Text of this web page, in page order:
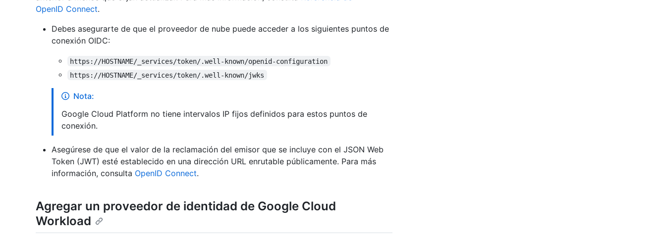
OpenID Connect.
Debes asegurarte de que el proveedor de nube puede acceder a los siguientes puntos de
conexión OIDC:
https://HOSTNAME/_services/token/.well-known/openid-configuration
https://HOSTNAME/_services/token/.well-known/jwks
Nota:
Google Cloud Platform no tiene intervalos IP fijos definidos para estos puntos de
conexión.
Asegúrese de que el valor de la reclamación del emisor que se incluye con el JSON Web
Token (JWT) esté establecido en una dirección URL enrutable públicamente. Para más
información, consulta OpenID Connect.
Agregar un proveedor de identidad de Google Cloud
Workload